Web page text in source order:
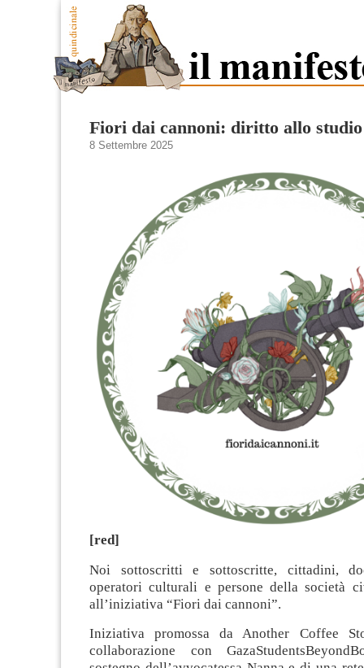
Fiori dai cannoni: diritto allo
8 Settembre 2025
[red]
Noi sottoscritti e sottoscritte, cittadini,
operatori culturali e persone della società
all’iniziativa “Fiori dai cannoni”.
Iniziativa promossa da Another Coffee
collaborazione con